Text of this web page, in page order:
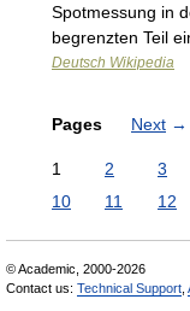
Spotmessung in
begrenzten Teil
Deutsch Wikipedia
Pages Next →
1 2 3
10
11 12
© Academic, 2000-2026
Contact us: Technical Support